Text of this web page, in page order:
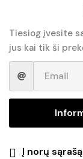
Tiesiog įvesite
jus kai tik ši
Į norų sąrašą